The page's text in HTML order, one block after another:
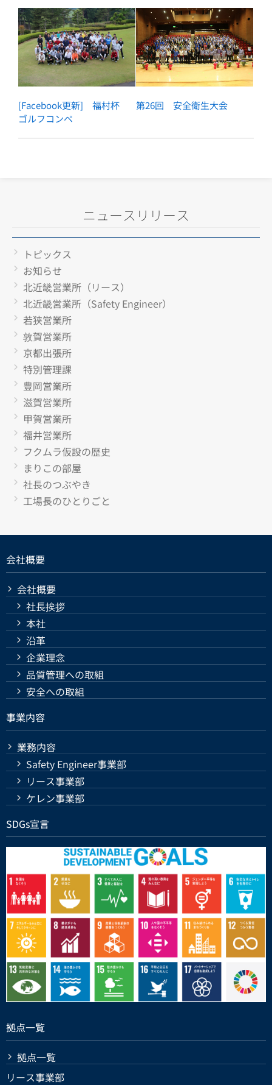
[Facebook更新] 福村杯
ゴルフコンペ
第26回 安全衛生大会
ニュースリリース
トピックス
お知らせ
北近畿営業所（リース）
北近畿営業所（Safety Engineer）
若狭営業所
敦賀営業所
京都出張所
特別管理課
豊岡営業所
滋賀営業所
甲賀営業所
福井営業所
フクムラ仮設の歴史
まりこの部屋
社長のつぶやき
工場長のひとりごと
会社概要
会社概要
社長挨拶
本社
沿革
企業理念
品質管理への取組
安全への取組
事業内容
業務内容
Safety Engineer事業部
リース事業部
ケレン事業部
SDGs宣言
拠点一覧
拠点一覧
リース事業部